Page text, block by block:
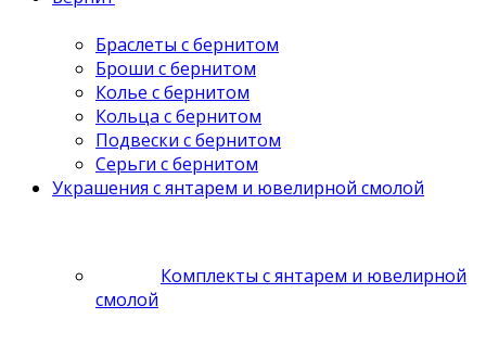
Браслеты с бернитом
Броши с бернитом
Колье с бернитом
Кольца с бернитом
Подвески с бернитом
Серьги с бернитом
Украшения с янтарем и ювелирной смолой
Комплекты с янтарем и ювелирной
смолой